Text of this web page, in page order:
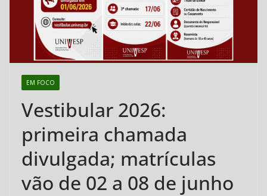
Cubatão
CEMEAD
EM FOCO
Vestibular 2026:
primeira chamada
divulgada; matrículas
vão de 02 a 08 de junho